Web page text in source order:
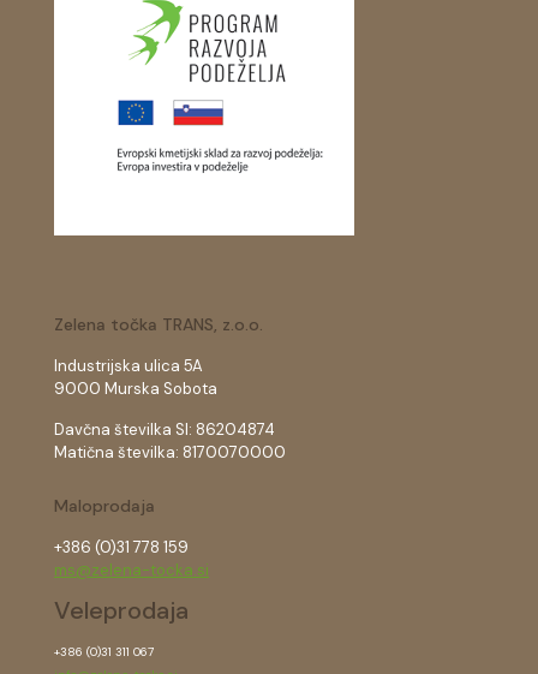
Zelena točka TRANS, z.o.o.
Industrijska ulica 5A
9000 Murska Sobota
Davčna številka SI: 86204874
Matična številka: 8170070000
Maloprodaja
+386 (0)31 778 159
ms@zelena-tocka.si
Veleprodaja
+386 (0)31 311 067